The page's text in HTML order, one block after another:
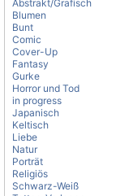
Abstrakt/Grafisch
Blumen
Bunt
Comic
Cover-Up
Fantasy
Gurke
Horror und Tod
in progress
Japanisch
Keltisch
Liebe
Natur
Porträt
Religiös
Schwarz-Weiß